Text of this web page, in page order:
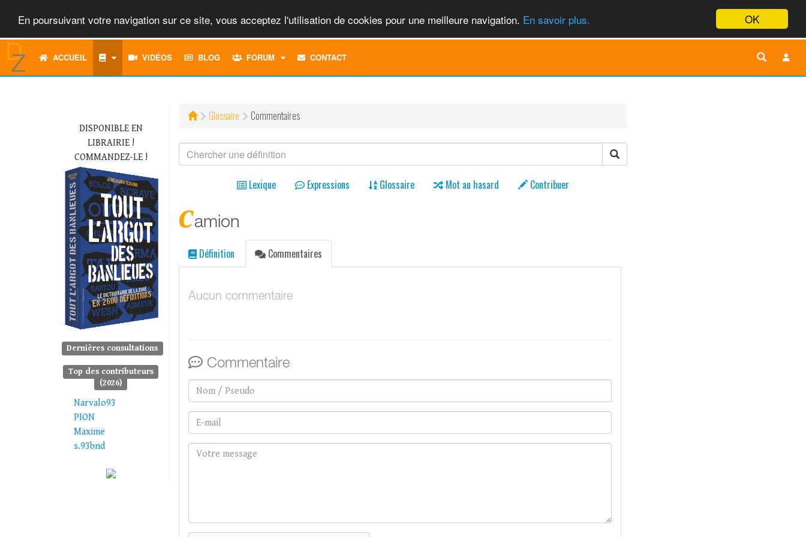
OK
En poursuivant votre navigation sur ce site, vous acceptez l'utilisation de cookies pour une meilleure navigation. En savoir plus.
ACCUEIL VIDÉOS BLOG FORUM
TOGGLECONTACT
DISPONIBLE EN
LIBRAIRIE !
COMMANDEZ-LE !
Dernières consultations
Top des contributeurs
(2026)
Narvalo93
PION
Maxime
s.93bnd
Glossaire Commentaires
Lexique Expressions Glossaire Mot au hasard Contribuer
camion
Définition Commentaires
Aucun commentaire
Commentaire